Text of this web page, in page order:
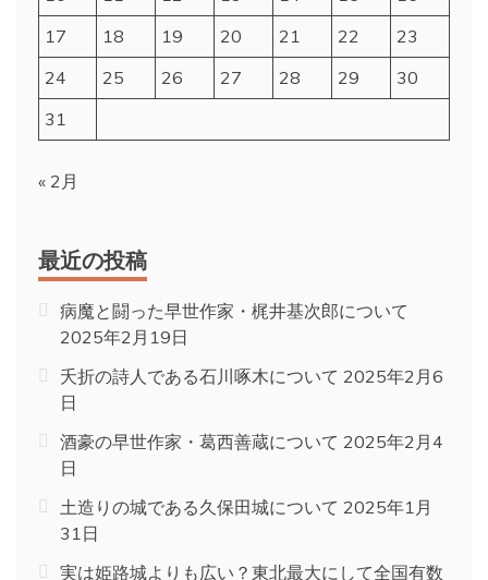
17
18 19 20 21 22
23
24
25 26 27 28 29
30
31
« 2月
最近の投稿
病魔と闘った早世作家・梶井基次郎について
2025年2月19日
夭折の詩人である石川啄木について 2025年2月6
日
酒豪の早世作家・葛西善蔵について 2025年2月4
日
土造りの城である久保田城について 2025年1月
31日
実は姫路城よりも広い？東北最大にして全国有数